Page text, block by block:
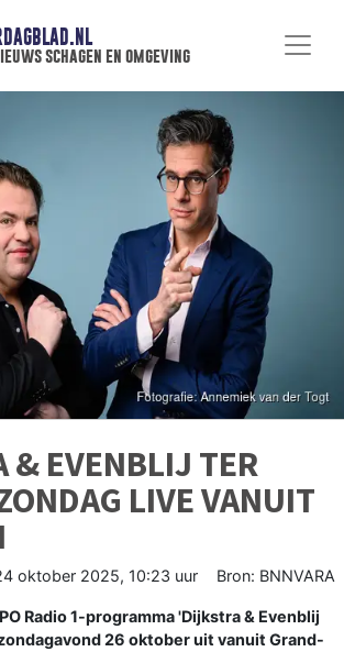
schagen en omgeving
& EVENBLIJ TER
LIVE VANUIT
oktober 2025, 10:23 uur Bron: BNNVARA
Radio 1-programma 'Dijkstra & Evenblij
26 oktober uit vanuit Grand-